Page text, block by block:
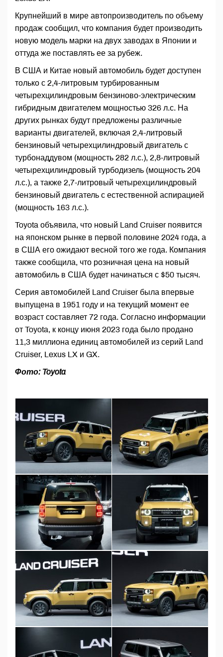
Крупнейший в мире автопроизводитель по объему
продаж сообщил, что компания будет производить
новую модель марки на двух заводах в Японии и
оттуда же поставлять ее за рубеж.
В США и Китае новый автомобиль будет доступен
только с 2,4-литровым турбированным
четырехцилиндровым бензиново-электрическим
гибридным двигателем мощностью 326 л.с. На
других рынках будут предложены различные
варианты двигателей, включая 2,4-литровый
бензиновый четырехцилиндровый двигатель с
турбонаддувом (мощность 282 л.с.), 2,8-литровый
четырехцилиндровый турбодизель (мощность 204
л.с.), а также 2,7-литровый четырехцилиндровый
бензиновый двигатель с естественной аспирацией
(мощность 163 л.с.).
Toyota объявила, что новый Land Cruiser появится
на японском рынке в первой половине 2024 года, а
в США его ожидают весной того же года. Компания
также сообщила, что розничная цена на новый
автомобиль в США будет начинаться с $50 тысяч.
Серия автомобилей Land Cruiser была впервые
выпущена в 1951 году и на текущий момент ее
возраст составляет 72 года. Согласно информации
от Toyota, к концу июня 2023 года было продано
11,3 миллиона единиц автомобилей из серий Land
Cruiser, Lexus LX и GX.
Фото: Toyota